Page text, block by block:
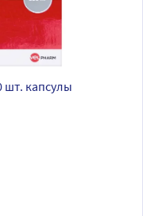
шт. капсулы